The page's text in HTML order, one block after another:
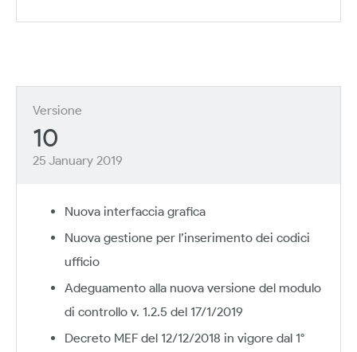
Versione
10
25 January 2019
Nuova interfaccia grafica
Nuova gestione per l’inserimento dei codici
ufficio
Adeguamento alla nuova versione del modulo
di controllo v. 1.2.5 del 17/1/2019
Decreto MEF del 12/12/2018 in vigore dal 1°